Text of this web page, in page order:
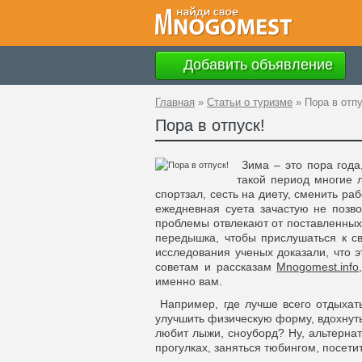
Добавить объявление
Главная » Статьи о туризме » Пора в
Пора в отпуск!
Зима – это пора
такой период многие
спортзал, сесть на диету, сменить
ежедневная суета зачастую не
проблемы отвлекают от
передышка, чтобы прислушаться к
исследования ученых доказали, что
советам и рассказам Mnogomest.info
именно вам.
Например, где лучше всего
улучшить физическую форму,
любит лыжи, сноуборд? Ну,
прогулках, заняться тюбингом,